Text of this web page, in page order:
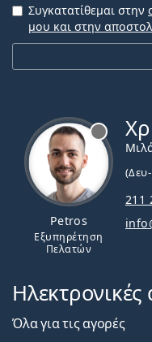
Συγκατατίθεμαι στην
μου και στην
Petros
Εξυπηρέτηση
Πελατών
211
Ηλεκτρονικές
Όλα για τις αγορές